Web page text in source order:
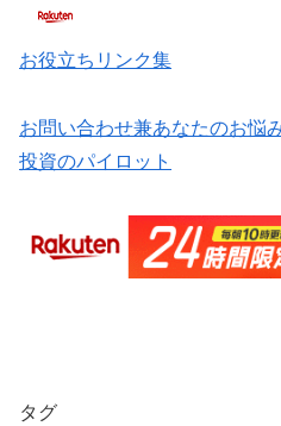
お役立ちリンク集
お問い合わせ兼あなたのお悩
投資のパイロット
タグ